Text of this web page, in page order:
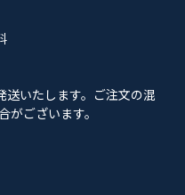
送いたします。ご注文の混
がございます。